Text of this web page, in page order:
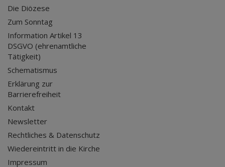
Die Diözese
Zum Sonntag
Information Artikel 13
DSGVO (ehrenamtliche
Tätigkeit)
Schematismus
Erklärung zur
Barrierefreiheit
Kontakt
Newsletter
Rechtliches & Datenschutz
Wiedereintritt in die Kirche
Impressum